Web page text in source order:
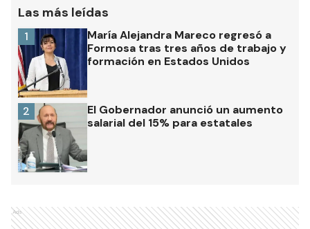
Las más leídas
María Alejandra Mareco regresó a
Formosa tras tres años de trabajo y
formación en Estados Unidos
1
El Gobernador anunció un aumento
salarial del 15% para estatales
2
Ads